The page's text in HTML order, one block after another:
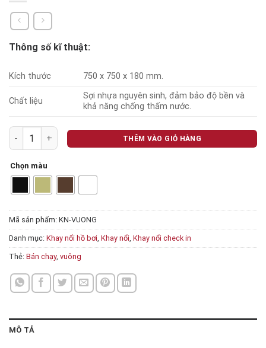
Thông số kĩ thuật:
Kích thước 750 x 750 x 180 mm.
Chất liệu
Sợi nhựa nguyên sinh, đảm bảo độ bền và
khả năng chống thấm nước.
Khay nổi hình Vuông số lượng
THÊM VÀO GIỎ HÀNG
Chọn màu
Mã sản phẩm: KN-VUONG
Danh mục: Khay nổi hồ bơi, Khay nổi, Khay nổi check in
Thẻ: Bán chạy, vuông
MÔ TẢ